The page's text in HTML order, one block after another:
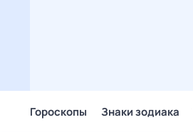
Гороскопы Знаки зодиака